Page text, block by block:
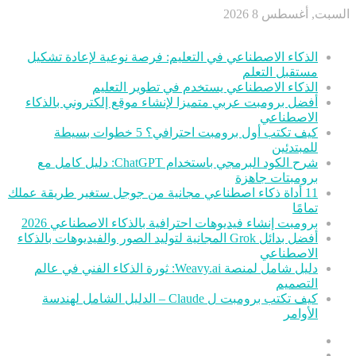
السبت, أغسطس 8 2026
الذكاء الاصطناعي في التعليم: فرصة نوعية لإعادة تشكيل
مستقبل التعلم
الذكاء الاصطناعي يستخدم في تطوير التعليم
أفضل برومبت عربي متميزا لإنشاء موقع إلكتروني بالذكاء
الاصطناعي
كيف تكتب أول برومبت احترافي؟ 5 خطوات بسيطة
للمبتدئين
شرح الكود البرمجي باستخدام ChatGPT: دليل كامل مع
برومبتات جاهزة
11 أداة ذكاء اصطناعي مجانية من جوجل ستغير طريقة عملك
تمامًا
برومبت إنشاء فيديوهات احترافية بالذكاء الاصطناعي 2026
أفضل بدائل Grok المجانية لتوليد الصور والفيديوهات بالذكاء
الاصطناعي
دليل شامل لمنصة Weavy.ai: ثورة الذكاء الفني في عالم
التصميم
كيف تكتب برومبت ل Claude – الدليل الشامل لهندسة
الأوامر